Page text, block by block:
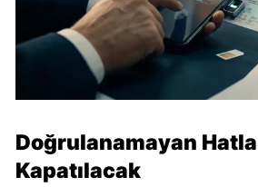
Doğrulanamayan
Kapatılacak